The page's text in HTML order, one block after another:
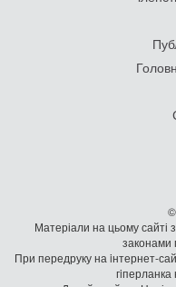
Матеріали на цьому сайті
законами
При передруку на iнтернет-